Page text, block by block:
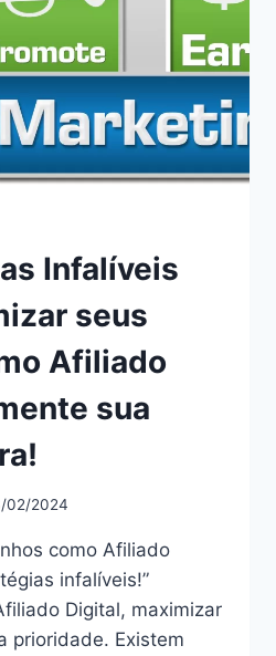
Infalíveis
seus
Afiliado
sua
02/2024
como Afiliado
infalíveis!”
Digital, maximizar
prioridade. Existem